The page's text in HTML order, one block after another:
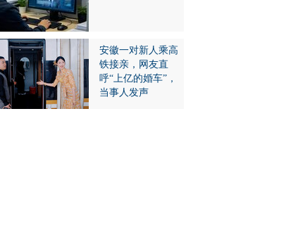
安徽一对新人乘高
铁接亲，网友直
呼“上亿的婚车”，
当事人发声